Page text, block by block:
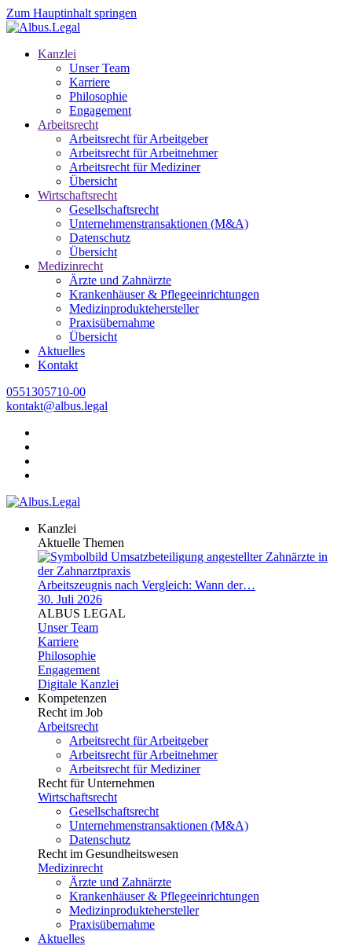
Zum Hauptinhalt springen
Kanzlei
Unser Team
Karriere
Philosophie
Engagement
Arbeitsrecht
Arbeitsrecht für Arbeitgeber
Arbeitsrecht für Arbeitnehmer
Arbeitsrecht für Mediziner
Übersicht
Wirtschaftsrecht
Gesellschaftsrecht
Unternehmenstransaktionen (M&A)
Datenschutz
Übersicht
Medizinrecht
Ärzte und Zahnärzte
Krankenhäuser & Pflegeeinrichtungen
Medizinproduktehersteller
Praxisübernahme
Übersicht
Aktuelles
Kontakt
0551305710-00
kontakt@albus.legal
Kanzlei
Aktuelle Themen
Arbeitszeugnis nach Vergleich: Wann der…
30. Juli 2026
ALBUS LEGAL
Unser Team
Karriere
Philosophie
Engagement
Digitale Kanzlei
Kompetenzen
Recht im Job
Arbeitsrecht
Arbeitsrecht für Arbeitgeber
Arbeitsrecht für Arbeitnehmer
Arbeitsrecht für Mediziner
Recht für Unternehmen
Wirtschaftsrecht
Gesellschaftsrecht
Unternehmenstransaktionen (M&A)
Datenschutz
Recht im Gesundheitswesen
Medizinrecht
Ärzte und Zahnärzte
Krankenhäuser & Pflegeeinrichtungen
Medizinproduktehersteller
Praxisübernahme
Aktuelles